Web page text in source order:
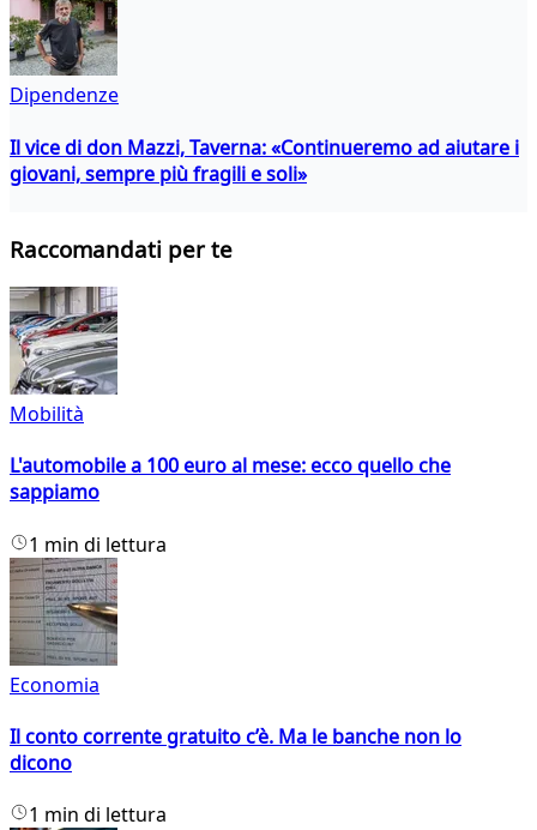
Dipendenze
Il vice di don Mazzi, Taverna: «Continueremo ad aiutare i
giovani, sempre più fragili e soli»
Raccomandati per te
Mobilità
L'automobile a 100 euro al mese: ecco quello che
sappiamo
1 min di lettura
Economia
Il conto corrente gratuito c’è. Ma le banche non lo
dicono
1 min di lettura